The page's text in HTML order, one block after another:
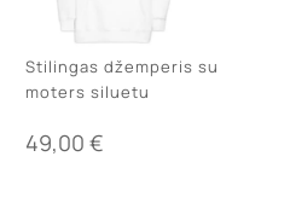
Stilingas džemperis su
moters siluetu
49,00 €